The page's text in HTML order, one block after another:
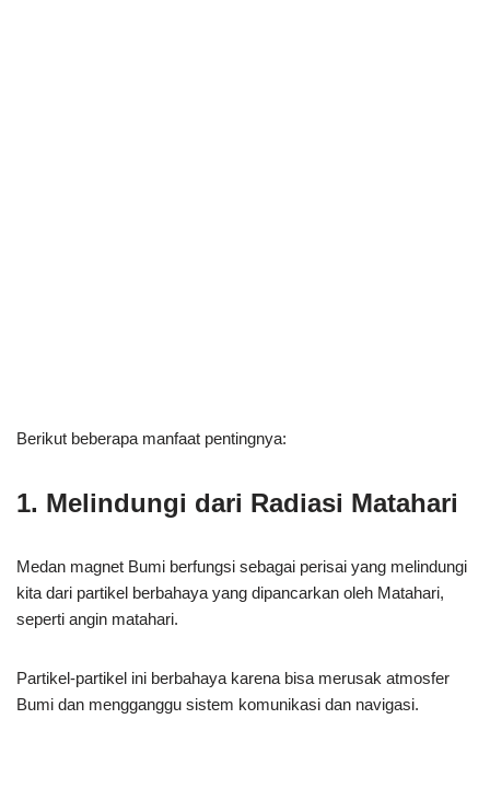
Berikut beberapa manfaat pentingnya:
1. Melindungi dari Radiasi Matahari
Medan magnet Bumi berfungsi sebagai perisai yang melindungi
kita dari partikel berbahaya yang dipancarkan oleh Matahari,
seperti angin matahari.
Partikel-partikel ini berbahaya karena bisa merusak atmosfer
Bumi dan mengganggu sistem komunikasi dan navigasi.